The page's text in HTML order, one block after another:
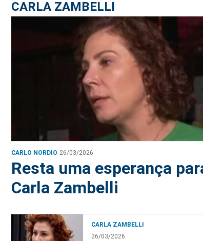
CARLA ZAMBELLI
CARLO NORDIO 26/03/2026
Resta uma esperança
Carla Zambelli
CARLA ZAMBELLI
26/03/2026